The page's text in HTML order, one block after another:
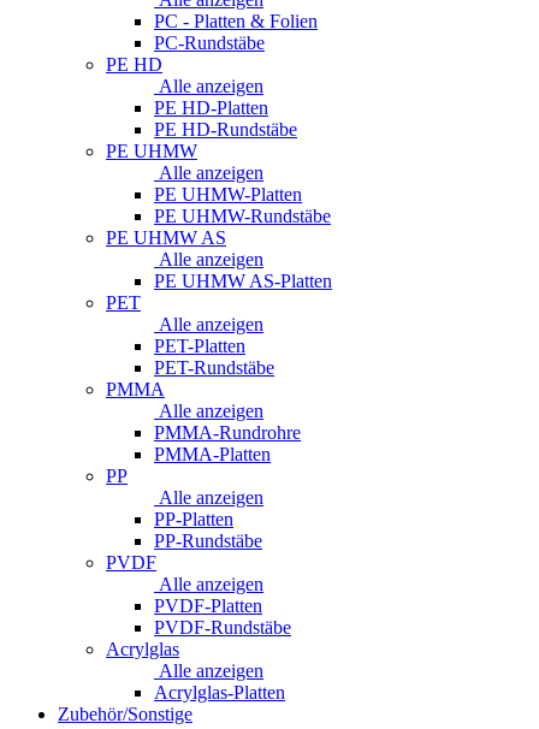
PC - Platten & Folien
PC-Rundstäbe
PE HD
Alle anzeigen
PE HD-Platten
PE HD-Rundstäbe
PE UHMW
Alle anzeigen
PE UHMW-Platten
PE UHMW-Rundstäbe
PE UHMW AS
Alle anzeigen
PE UHMW AS-Platten
PET
Alle anzeigen
PET-Platten
PET-Rundstäbe
PMMA
Alle anzeigen
PMMA-Rundrohre
PMMA-Platten
PP
Alle anzeigen
PP-Platten
PP-Rundstäbe
PVDF
Alle anzeigen
PVDF-Platten
PVDF-Rundstäbe
Acrylglas
Alle anzeigen
Acrylglas-Platten
Zubehör/Sonstige